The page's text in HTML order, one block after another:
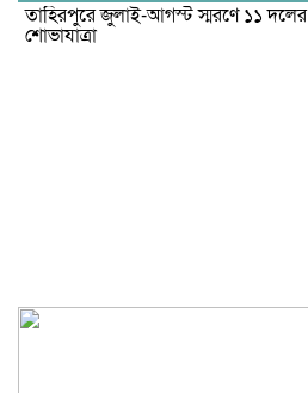
তাহিরপুরে জুলাই-আগস্ট স্মরণে ১১ দলের
শোভাযাত্রা